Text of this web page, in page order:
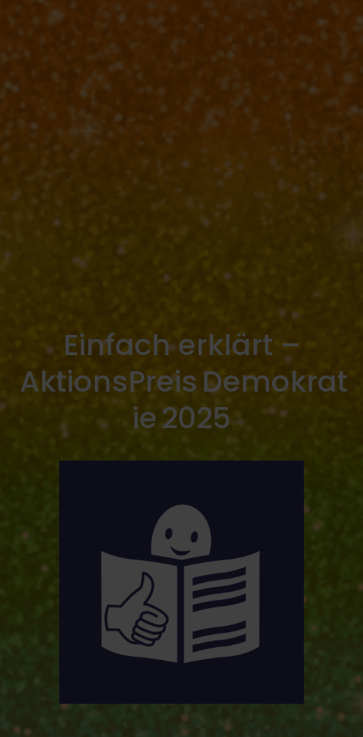
Einfach erklärt –
AktionsPreis Demokrat
ie 2025